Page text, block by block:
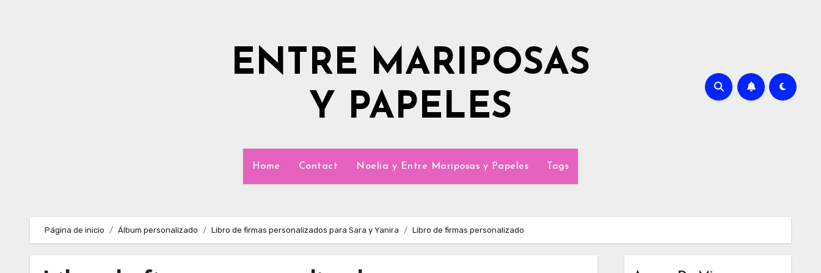
ENTRE MARIPOSAS
Y PAPELES
Home Contact Noelia y Entre Mariposas y Papeles Tags
Página de inicio Álbum personalizado Libro de firmas personalizados para Sara y Yanira Libro de firmas personalizado